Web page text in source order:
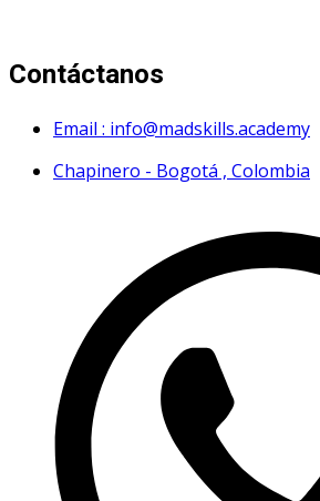
Contáctanos
Email : info@madskills.academy
Chapinero - Bogotá , Colombia